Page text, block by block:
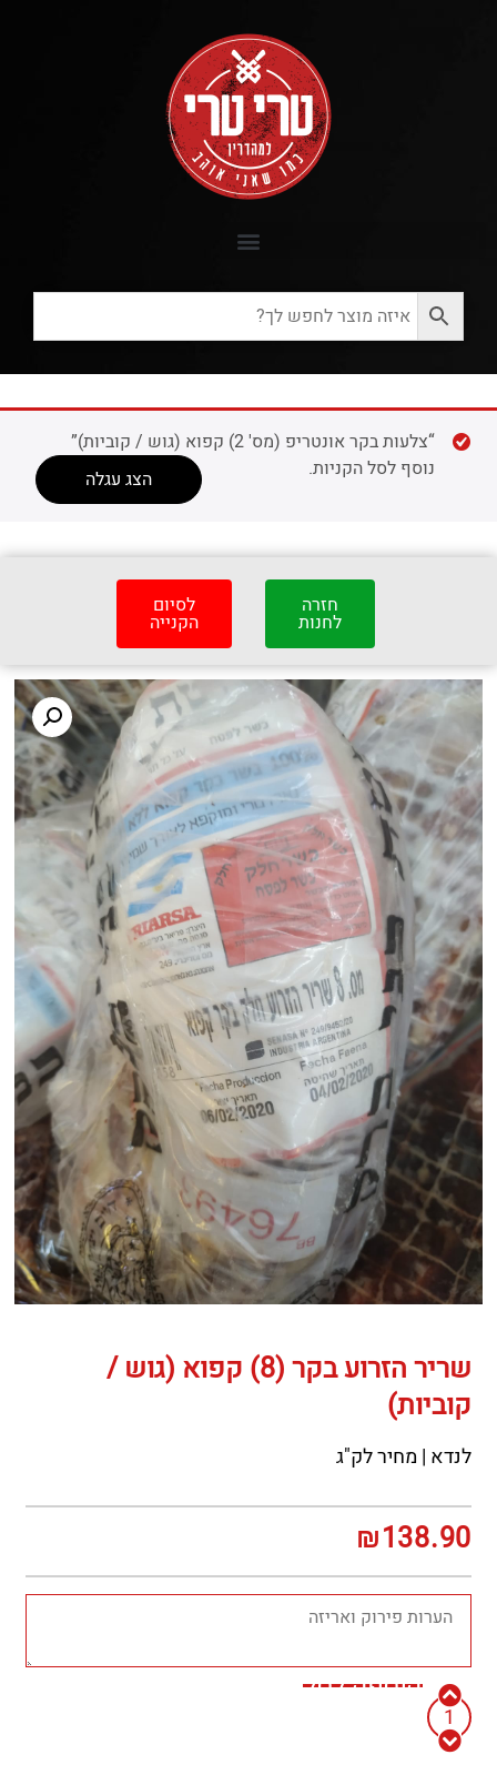
“צלעות בקר אונטריפ (מס' 2) קפוא (גוש / קוביות)”
נוסף לסל הקניות.
הצג עגלה
חזרה
לחנות
לסיום
הקנייה
שריר הזרוע בקר (8) קפוא (גוש /
קוביות)
לנדא | מחיר לק"ג
₪138.90
הוספה לסל